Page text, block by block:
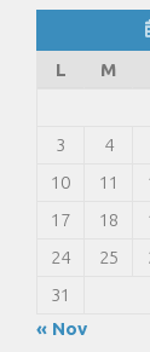
L
M
3
4
10
11
17
18
24
25
31
« Nov